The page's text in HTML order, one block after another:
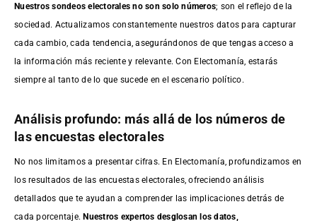
Nuestros sondeos electorales no son solo números; son el reflejo de la
sociedad. Actualizamos constantemente nuestros datos para capturar
cada cambio, cada tendencia, asegurándonos de que tengas acceso a
la información más reciente y relevante. Con Electomanía, estarás
siempre al tanto de lo que sucede en el escenario político.
Análisis profundo: más allá de los números de
las encuestas electorales
No nos limitamos a presentar cifras. En Electomanía, profundizamos en
los resultados de las encuestas electorales, ofreciendo análisis
detallados que te ayudan a comprender las implicaciones detrás de
cada porcentaje.Nuestros expertos desglosan los datos,